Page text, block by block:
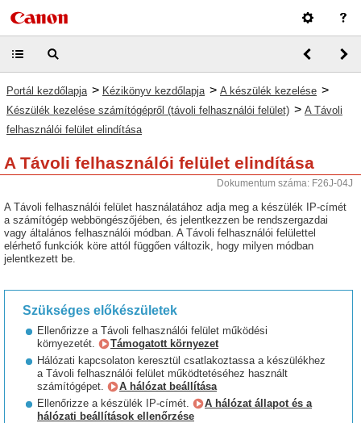
Portál kezdőlapja > Kézikönyv kezdőlapja > A készülék kezelése >
Készülék kezelése számítógépről (távoli felhasználói felület) > A Távoli
felhasználói felület elindítása
A Távoli felhasználói felület elindítása
Dokumentum száma: F26J-04J
A Távoli felhasználói felület használatához adja meg a készülék IP-címét
a számítógép webböngészőjében, és jelentkezzen be rendszergazdai
vagy általános felhasználói módban. A Távoli felhasználói felülettel
elérhető funkciók köre attól függően változik, hogy milyen módban
jelentkezett be.
Szükséges előkészületek
Ellenőrizze a Távoli felhasználói felület működési
környezetét.
Támogatott környezet
Hálózati kapcsolaton keresztül csatlakoztassa a készülékhez
a Távoli felhasználói felület működtetéséhez használt
számítógépet.
A hálózat beállítása
Ellenőrizze a készülék IP-címét.
A hálózat állapot és a
hálózati beállítások ellenőrzése